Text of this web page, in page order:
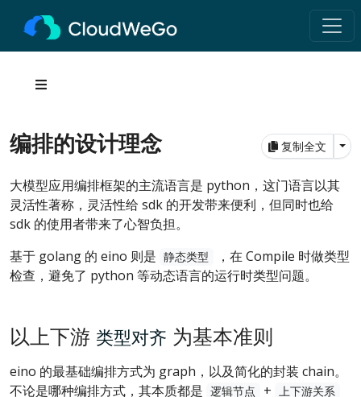
复制全文
编排的设计理念
大模型应用编排框架的主流语言是 python，这门语言以其
灵活性著称，灵活性给 sdk 的开发带来便利，但同时也给
sdk 的使用者带来了心智负担。
基于 golang 的 eino 则是
静态类型
，在 Compile 时做类型
检查，避免了 python 等动态语言的运行时类型问题。
以上下游 类型对齐 为基本准则
eino 的最基础编排方式为 graph，以及简化的封装 chain。
不论是哪种编排方式，其本质都是
逻辑节点 + 上下游关系